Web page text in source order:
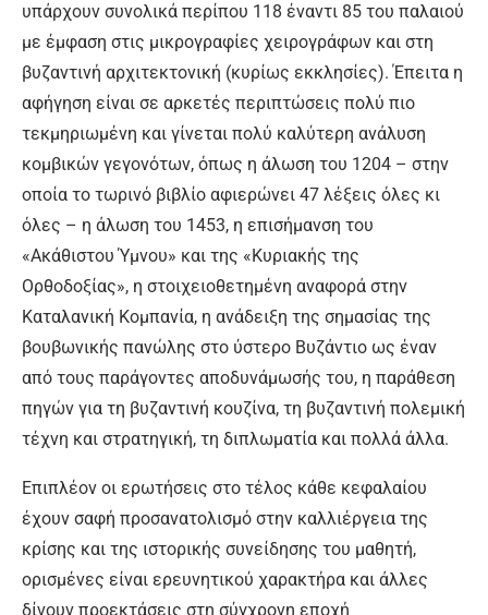
υπάρχουν συνολικά περίπου 118 έναντι 85 του παλαιού
με έμφαση στις μικρογραφίες χειρογράφων και στη
βυζαντινή αρχιτεκτονική (κυρίως εκκλησίες). Έπειτα η
αφήγηση είναι σε αρκετές περιπτώσεις πολύ πιο
τεκμηριωμένη και γίνεται πολύ καλύτερη ανάλυση
κομβικών γεγονότων, όπως η άλωση του 1204 – στην
οποία το τωρινό βιβλίο αφιερώνει 47 λέξεις όλες κι
όλες – η άλωση του 1453, η επισήμανση του
«Ακάθιστου Ύμνου» και της «Κυριακής της
Ορθοδοξίας», η στοιχειοθετημένη αναφορά στην
Καταλανική Κομπανία, η ανάδειξη της σημασίας της
βουβωνικής πανώλης στο ύστερο Βυζάντιο ως έναν
από τους παράγοντες αποδυνάμωσής του, η παράθεση
πηγών για τη βυζαντινή κουζίνα, τη βυζαντινή πολεμική
τέχνη και στρατηγική, τη διπλωματία και πολλά άλλα.
Επιπλέον οι ερωτήσεις στο τέλος κάθε κεφαλαίου
έχουν σαφή προσανατολισμό στην καλλιέργεια της
κρίσης και της ιστορικής συνείδησης του μαθητή,
ορισμένες είναι ερευνητικού χαρακτήρα και άλλες
δίνουν προεκτάσεις στη σύγχρονη εποχή